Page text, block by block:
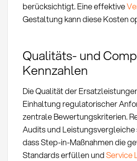
berücksichtigt. Eine effektive
Gestaltung kann diese Kosten
Qualitäts- und
Kennzahlen
Die Qualität der
Einhaltung regulatorischer
zentrale Bewertungskriterien.
Audits und
dass Step-in-Maßnahmen die
Standards erfüllen undService